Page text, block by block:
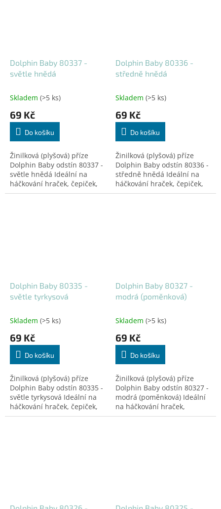
Dolphin Baby 80337 -
světle hnědá
Skladem (>5 ks)
69 Kč
Do košíku
Žinilková (plyšová) příze
Dolphin Baby odstín 80337 -
světle hnědá Ideální na
háčkování hraček, čepiček,
dek a doplňků! Certifikovaná
Dolphin Baby 80336 -
středně hnědá
Skladem (>5 ks)
69 Kč
Do košíku
Žinilková (plyšová) příze
Dolphin Baby odstín 80336 -
středně hnědá Ideální na
háčkování hraček, čepiček,
dek a doplňků! Certifikovaná
Dolphin Baby 80335 -
světle tyrkysová
Skladem (>5 ks)
69 Kč
Do košíku
Žinilková (plyšová) příze
Dolphin Baby odstín 80335 -
světle tyrkysová Ideální na
háčkování hraček, čepiček,
dek a doplňků! Certifikovaná
Dolphin Baby 80327 -
modrá (poměnková)
Skladem (>5 ks)
69 Kč
Do košíku
Žinilková (plyšová) příze
Dolphin Baby odstín 80327 -
modrá (poměnková) Ideální
na háčkování hraček,
čepiček, dek a doplňků!